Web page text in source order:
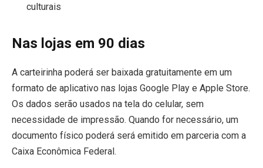
culturais
Nas lojas em 90 dias
A carteirinha poderá ser baixada gratuitamente em um
formato de aplicativo nas lojas Google Play e Apple Store.
Os dados serão usados na tela do celular, sem
necessidade de impressão. Quando for necessário, um
documento físico poderá será emitido em parceria com a
Caixa Econômica Federal.